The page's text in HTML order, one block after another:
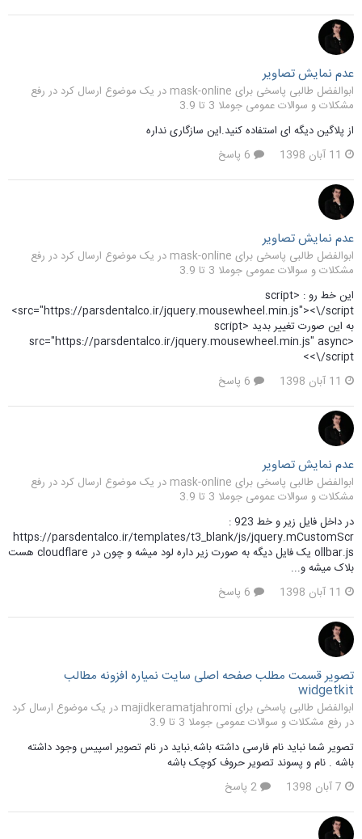
عدم نمایش تصاویر
ابوالفضل طالبی پاسخی برای mask-online در یک موضوع ارسال کرد در
رفع
مشکلات و سوالات عمومی جوملا 3 تا 3.9
از پلاگین دیگه ای استفاده کنید.این سازگاری نداره
11 آبان 1398
عدم نمایش تصاویر
ابوالفضل طالبی پاسخی برای mask-online در یک موضوع ارسال کرد در
رفع
مشکلات و سوالات عمومی جوملا 3 تا 3.9
این خط رو : <script
src="https://parsdentalco.ir/jquery.mousewheel.min.js"><\/script>
به این صورت تغییر بدید <script
src="https://parsdentalco.ir/jquery.mousewheel.min.js" async>
<\/script>
11 آبان 1398
عدم نمایش تصاویر
ابوالفضل طالبی پاسخی برای mask-online در یک موضوع ارسال کرد در
رفع
مشکلات و سوالات عمومی جوملا 3 تا 3.9
در داخل فایل زیر و خط 923 :
https://parsdentalco.ir/templates/t3_blank/js/jquery.mCustomScr
ollbar.js یک فایل دیگه به صورت زیر داره لود میشه و چون در cloudflare هست
بلاک میشه و...
11 آبان 1398
تصویر قسمت مطلب صفحه اصلی سایت نمیاره افزونه مطالب
widgetkit
ابوالفضل طالبی پاسخی برای majidkeramatjahromi در یک موضوع ارسال کرد
در رفع مشکلات و سوالات عمومی جوملا 3 تا 3.9
تصویر شما نباید نام فارسی داشته باشه.نباید در نام تصویر اسپیس وجود داشته
باشه . نام و پسوند تصویر حروف کوچک باشه
7 آبان 1398